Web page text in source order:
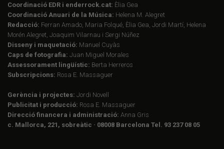
Coordinació EDR i enderrock.cat: Èlia Gea
Coordinació Anuari de la Música: Helena M. Alegret
Redacció: Ferran Amado, Maria Folqué, Èlia Gea, Jordi Martí, Helena
Morén Alegret, Joaquim Vilarnau i Sergi Núñez
Disseny i maquetació: Manuel Cuyàs
Caps de fotografia: Juan Miguel Morales
Assessorament lingüístic: Berta Herreros
Subscripcions: Rosa E. Massaguer
Gerència i projectes: Jordi Novell
Publicitat i producció: Rosa E. Massaguer
Direcció financera i administració: Anna Gris
c. Mallorca, 221, sobreàtic · 08008 Barcelona Tel. 93 237 08 05